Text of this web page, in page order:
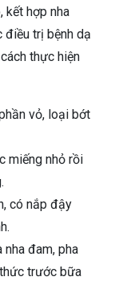
kết hợp nha
điều trị bệnh dạ
thực hiện
vỏ, loại bớt
miếng nhỏ rồi
có nắp đậy
đam, pha
trước bữa